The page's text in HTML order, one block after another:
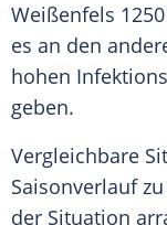
Weißenfels
es an den
hohen
geben.
Vergleichbare
Saisonverlauf
der Situation